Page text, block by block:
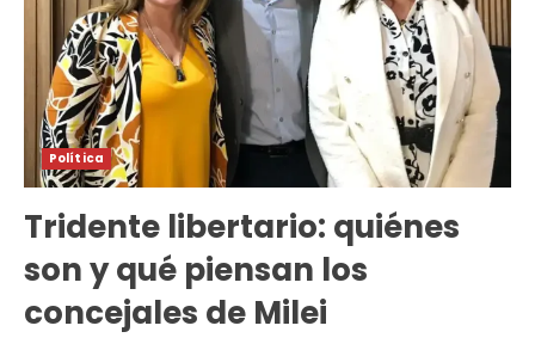
Política
Tridente libertario: quiénes
son y qué piensan los
concejales de Milei